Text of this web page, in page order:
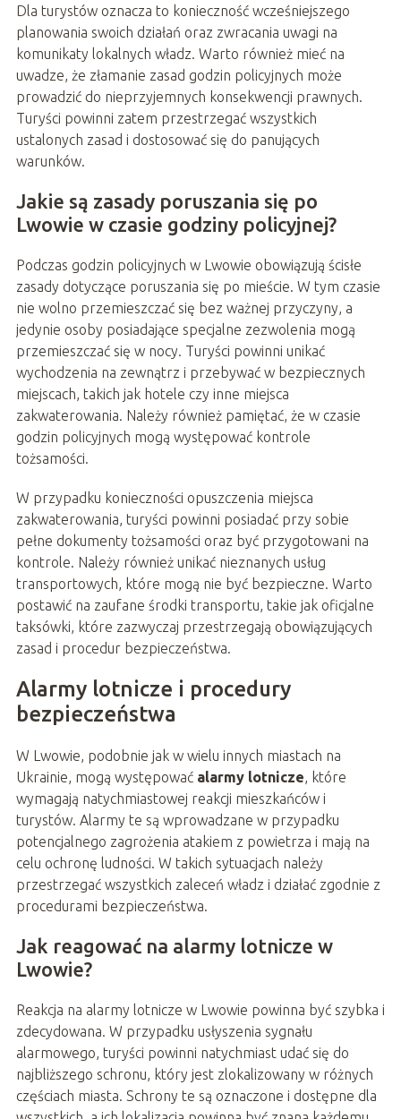
Dla turystów oznacza to konieczność wcześniejszego
planowania swoich działań oraz zwracania uwagi na
komunikaty lokalnych władz. Warto również mieć na
uwadze, że złamanie zasad godzin policyjnych może
prowadzić do nieprzyjemnych konsekwencji prawnych.
Turyści powinni zatem przestrzegać wszystkich
ustalonych zasad i dostosować się do panujących
warunków.
Jakie są zasady poruszania się po
Lwowie w czasie godziny policyjnej?
Podczas godzin policyjnych w Lwowie obowiązują ścisłe
zasady dotyczące poruszania się po mieście. W tym czasie
nie wolno przemieszczać się bez ważnej przyczyny, a
jedynie osoby posiadające specjalne zezwolenia mogą
przemieszczać się w nocy. Turyści powinni unikać
wychodzenia na zewnątrz i przebywać w bezpiecznych
miejscach, takich jak hotele czy inne miejsca
zakwaterowania. Należy również pamiętać, że w czasie
godzin policyjnych mogą występować kontrole
tożsamości.
W przypadku konieczności opuszczenia miejsca
zakwaterowania, turyści powinni posiadać przy sobie
pełne dokumenty tożsamości oraz być przygotowani na
kontrole. Należy również unikać nieznanych usług
transportowych, które mogą nie być bezpieczne. Warto
postawić na zaufane środki transportu, takie jak oficjalne
taksówki, które zazwyczaj przestrzegają obowiązujących
zasad i procedur bezpieczeństwa.
Alarmy lotnicze i procedury
bezpieczeństwa
W Lwowie, podobnie jak w wielu innych miastach na
Ukrainie, mogą występować alarmy lotnicze, które
wymagają natychmiastowej reakcji mieszkańców i
turystów. Alarmy te są wprowadzane w przypadku
potencjalnego zagrożenia atakiem z powietrza i mają na
celu ochronę ludności. W takich sytuacjach należy
przestrzegać wszystkich zaleceń władz i działać zgodnie z
procedurami bezpieczeństwa.
Jak reagować na alarmy lotnicze w
Lwowie?
Reakcja na alarmy lotnicze w Lwowie powinna być szybka i
zdecydowana. W przypadku usłyszenia sygnału
alarmowego, turyści powinni natychmiast udać się do
najbliższego schronu, który jest zlokalizowany w różnych
częściach miasta. Schrony te są oznaczone i dostępne dla